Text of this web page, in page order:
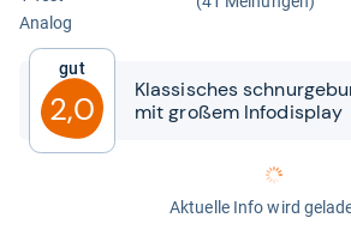
Ana­log
Gut
2,0
Klas­si­sches
mit großem Info­dis­play
Aktuelle Info wird